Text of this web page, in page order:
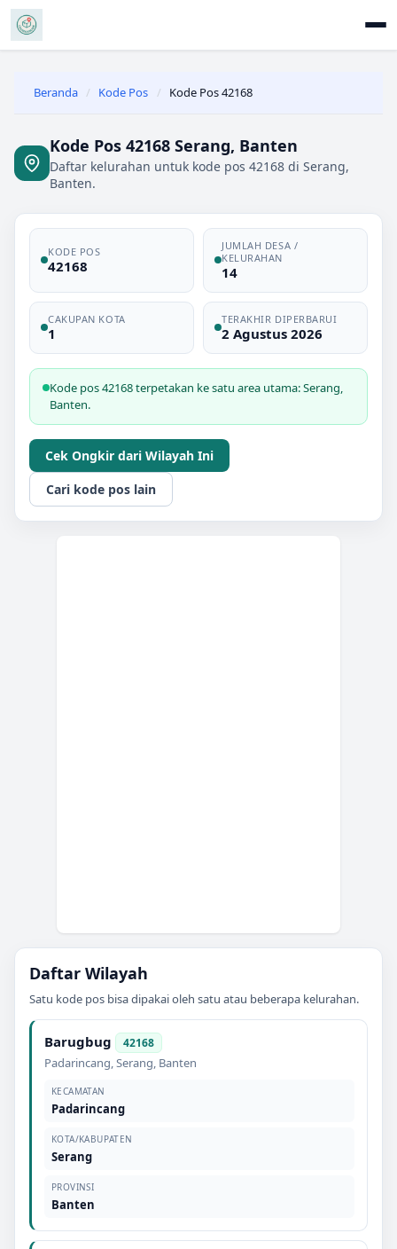
Beranda / Kode Pos / Kode Pos 42168
Kode Pos 42168 Serang, Banten
Daftar kelurahan untuk kode pos 42168 di Serang,
Banten.
KODE POS
42168
JUMLAH DESA /
KELURAHAN
14
CAKUPAN KOTA
1
TERAKHIR DIPERBARUI
2 Agustus 2026
Kode pos 42168 terpetakan ke satu area utama: Serang,
Banten.
Cek Ongkir dari Wilayah Ini
Cari kode pos lain
Daftar Wilayah
Satu kode pos bisa dipakai oleh satu atau beberapa kelurahan.
Barugbug 42168
Padarincang,Serang, Banten
KECAMATAN
Padarincang
KOTA/KABUPATEN
Serang
PROVINSI
Banten